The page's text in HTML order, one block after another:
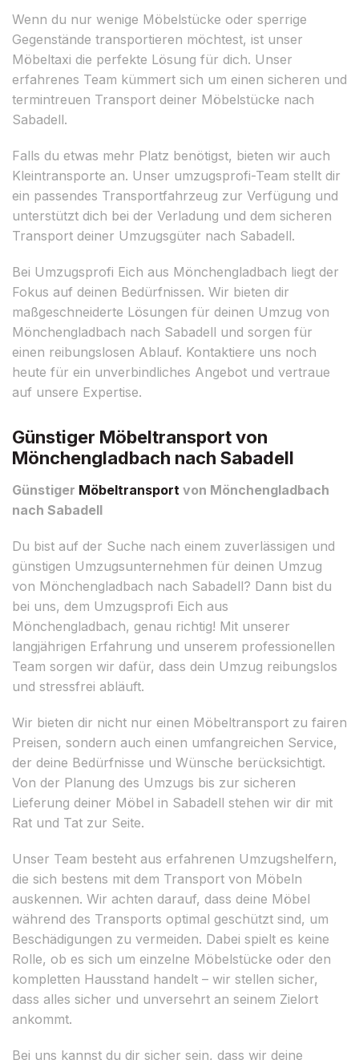
Wenn du nur wenige Möbelstücke oder sperrige
Gegenstände transportieren möchtest, ist unser
Möbeltaxi die perfekte Lösung für dich. Unser
erfahrenes Team kümmert sich um einen sicheren und
termintreuen Transport deiner Möbelstücke nach
Sabadell.
Falls du etwas mehr Platz benötigst, bieten wir auch
Kleintransporte an. Unser umzugsprofi-Team stellt dir
ein passendes Transportfahrzeug zur Verfügung und
unterstützt dich bei der Verladung und dem sicheren
Transport deiner Umzugsgüter nach Sabadell.
Bei Umzugsprofi Eich aus Mönchengladbach liegt der
Fokus auf deinen Bedürfnissen. Wir bieten dir
maßgeschneiderte Lösungen für deinen Umzug von
Mönchengladbach nach Sabadell und sorgen für
einen reibungslosen Ablauf. Kontaktiere uns noch
heute für ein unverbindliches Angebot und vertraue
auf unsere Expertise.
Günstiger Möbeltransport von
Mönchengladbach nach Sabadell
Günstiger Möbeltransport von Mönchengladbach
nach Sabadell
Du bist auf der Suche nach einem zuverlässigen und
günstigen Umzugsunternehmen für deinen Umzug
von Mönchengladbach nach Sabadell? Dann bist du
bei uns, dem Umzugsprofi Eich aus
Mönchengladbach, genau richtig! Mit unserer
langjährigen Erfahrung und unserem professionellen
Team sorgen wir dafür, dass dein Umzug reibungslos
und stressfrei abläuft.
Wir bieten dir nicht nur einen Möbeltransport zu fairen
Preisen, sondern auch einen umfangreichen Service,
der deine Bedürfnisse und Wünsche berücksichtigt.
Von der Planung des Umzugs bis zur sicheren
Lieferung deiner Möbel in Sabadell stehen wir dir mit
Rat und Tat zur Seite.
Unser Team besteht aus erfahrenen Umzugshelfern,
die sich bestens mit dem Transport von Möbeln
auskennen. Wir achten darauf, dass deine Möbel
während des Transports optimal geschützt sind, um
Beschädigungen zu vermeiden. Dabei spielt es keine
Rolle, ob es sich um einzelne Möbelstücke oder den
kompletten Hausstand handelt – wir stellen sicher,
dass alles sicher und unversehrt an seinem Zielort
ankommt.
Bei uns kannst du dir sicher sein, dass wir deine